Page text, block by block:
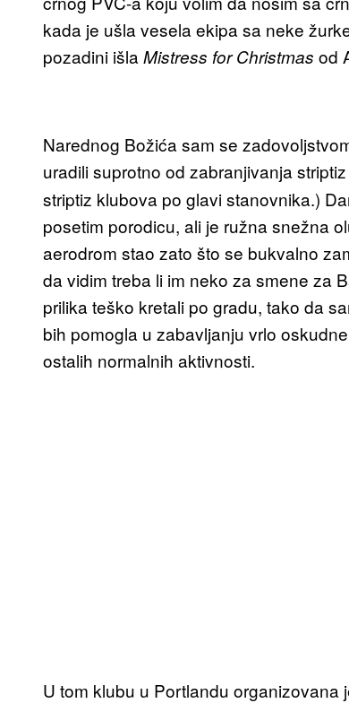
kada je ušla vesela ekipa sa neke
pozadini išla Mistress for Christmas od
Narednog Božića sam se
uradili suprotno od zabranjivanja
striptiz klubova po glavi stanovnika.)
posetim porodicu, ali je ružna snežna
aerodrom stao zato što se bukvalno
da vidim treba li im neko za smene za
prilika teško kretali po gradu, tako da
bih pomogla u zabavljanju vrlo
ostalih normalnih aktivnosti.
U tom klubu u Portlandu